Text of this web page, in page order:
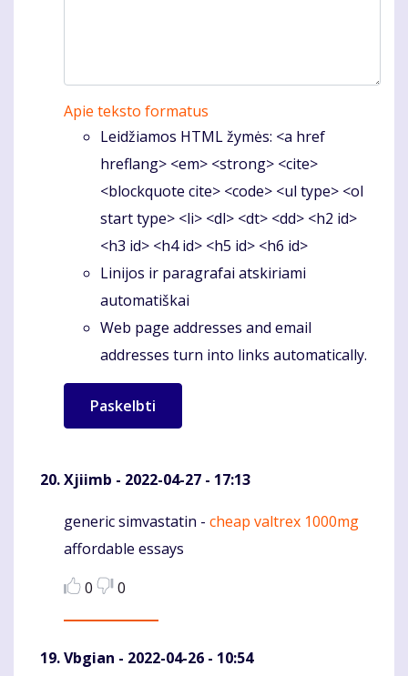
Apie teksto formatus
Leidžiamos HTML žymės: <a href
hreflang> <em> <strong> <cite>
<blockquote cite> <code> <ul type> <ol
start type> <li> <dl> <dt> <dd> <h2 id>
<h3 id> <h4 id> <h5 id> <h6 id>
Linijos ir paragrafai atskiriami
automatiškai
Web page addresses and email
addresses turn into links automatically.
Xjiimb - 2022-04-27 - 17:13
Komentaras
generic simvastatin - cheap valtrex 1000mg
affordable essays
0
0
Vbgian - 2022-04-26 - 10:54